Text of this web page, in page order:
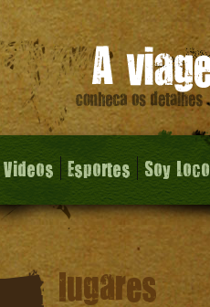
Videos Esportes Soy Loco
lugares